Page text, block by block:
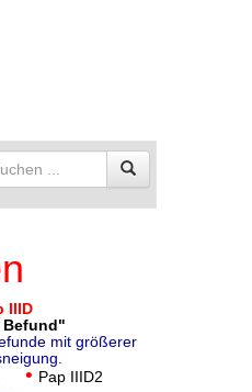
IIID
mit größerer
• Pap IIID2